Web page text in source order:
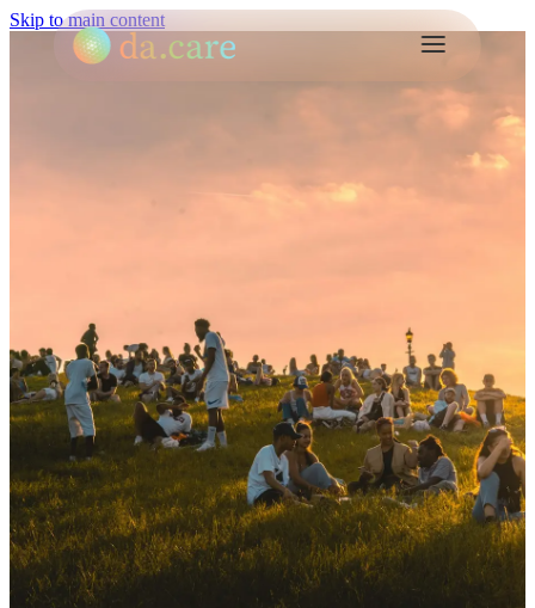
Skip to main content